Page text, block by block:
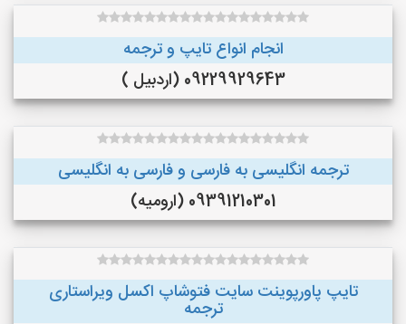
انجام انواع تایپ و ترجمه
09229929643 (اردبیل )
ترجمه انگلیسی به فارسی و فارسی به انگلیسی
09391210301 (ارومیه)
تایپ پاورپوینت سایت فتوشاپ اکسل ویراستاری
ترجمه